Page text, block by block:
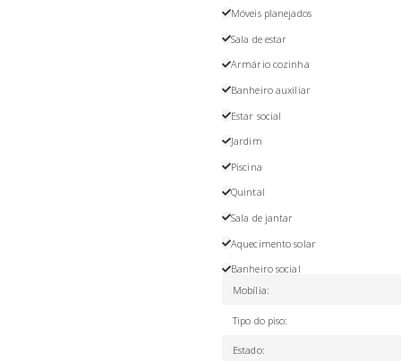
Móveis planejados
Sala de estar
Armário cozinha
Banheiro auxiliar
Estar social
Jardim
Piscina
Quintal
Sala de jantar
Aquecimento solar
Banheiro social
Mobília:
Tipo do piso:
Estado: